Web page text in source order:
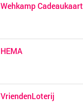
Wehkamp Cadeaukaart
HEMA
VriendenLoterij